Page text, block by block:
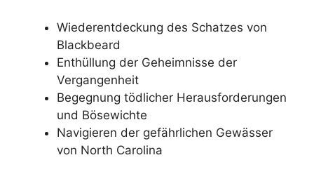
Wiederentdeckung des Schatzes von
Blackbeard
Enthüllung der Geheimnisse der
Vergangenheit
Begegnung tödlicher Herausforderungen
und Bösewichte
Navigieren der gefährlichen Gewässer
von North Carolina